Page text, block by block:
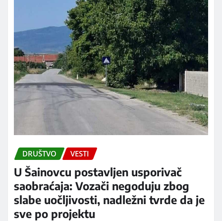
DRUŠTVO VESTI
U Šainovcu postavljen usporivač
saobraćaja: Vozači negoduju zbog
slabe uočljivosti, nadležni tvrde da je
sve po projektu